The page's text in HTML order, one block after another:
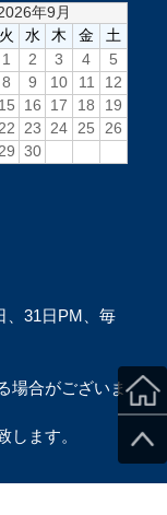
、31日PM、毎
場合がございま
ます。